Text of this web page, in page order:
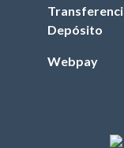
Depósito
Webpay